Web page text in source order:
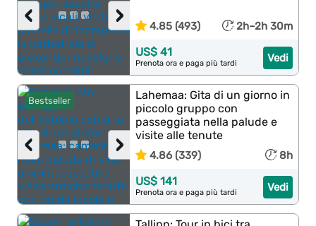
›
‹ 4.85 (493) 2h–2h 30m
Vedi
US$ 41
Prenota ora e paga più tardi
Bestseller
›
‹
Lahemaa: Gita di un giorno in
piccolo gruppo con
passeggiata nella palude e
visite alle tenute
4.86 (339) 8h
Vedi
US$ 141
Prenota ora e paga più tardi